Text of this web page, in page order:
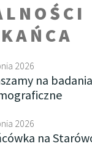
2026
na badania
2026
na